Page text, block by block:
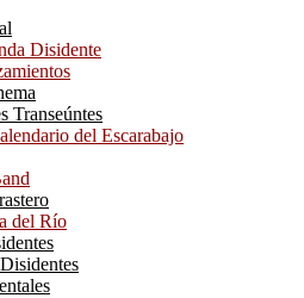
Disidente
Transeúntes
del Escarabajo
del Río